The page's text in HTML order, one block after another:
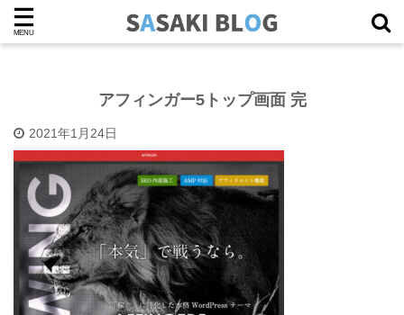
アフィンガー5トップ画面 完
2021年1月24日